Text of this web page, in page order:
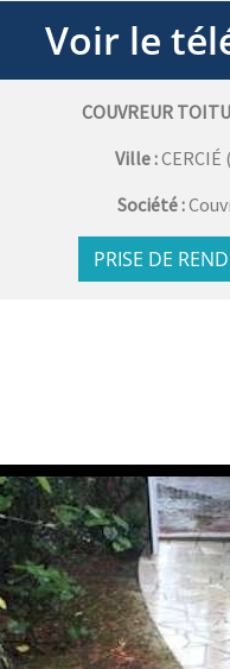
COUVREUR
Ville :CERCIÉ (
Société :
PRISE DE